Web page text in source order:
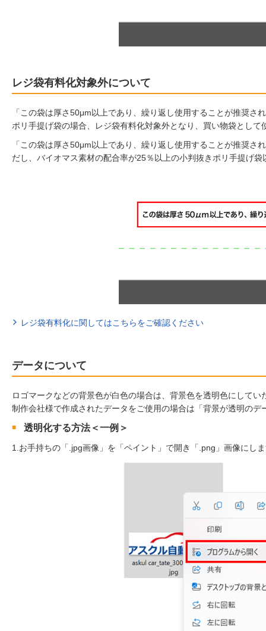
レジ袋有料化対象外について
「この袋は厚さ50μm以上であり、繰り返し使用することが推奨
ポリ手提げ袋の場合、レジ袋有料化対象外となり、買い物袋とし
「この袋は厚さ50μm以上であり、繰り返し使用することが推奨
だし、バイオマス素材の配合率が25％以上の小判抜きポリ手提げ
レジ袋有料化に関してはこちらをご確認ください
データについて
ロゴマークなどの背景色が白色の場合は、背景色を透明色にして
制作会社様で作成されたデータをご使用の場合は「背景が透明の
透明化する方法＜一例＞
1.お手持ちの「.jpg画像」を「ペイント」で開き「.png」画像にし